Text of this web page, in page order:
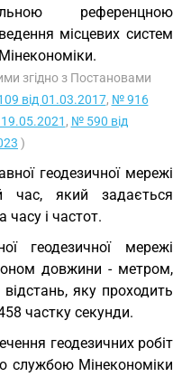
референцною
місцевих систем
згідно з Постановами
від 01.03.2017, № 916
, № 590 від
)
геодезичної мережі
час, який задається
і частот.
геодезичної мережі
довжини - метром,
яку проходить
частку секунди.
геодезичних робіт
службою Мінекономіки